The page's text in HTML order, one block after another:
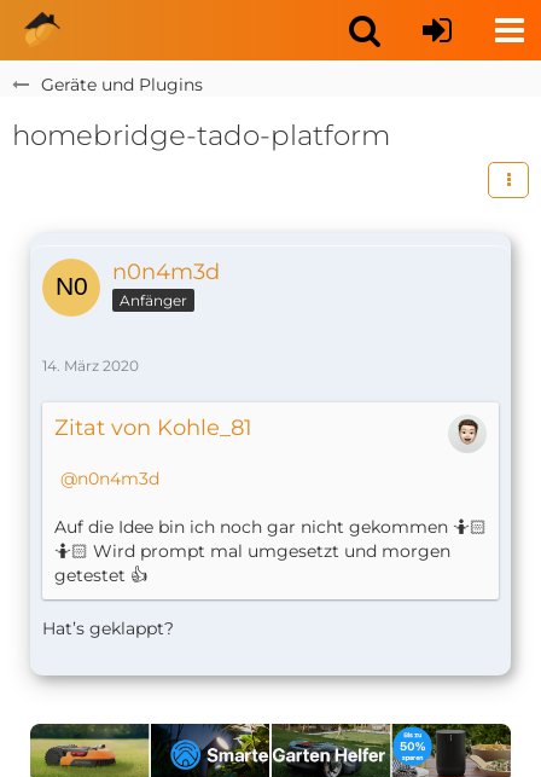
Geräte und Plugins
homebridge-tado-platform
n0n4m3d
Anfänger
14. März 2020
Zitat von Kohle_81
n0n4m3d
Auf die Idee bin ich noch gar nicht gekommen 🤷🏻
🤷🏻 Wird prompt mal umgesetzt und morgen
getestet 👍
Hat’s geklappt?